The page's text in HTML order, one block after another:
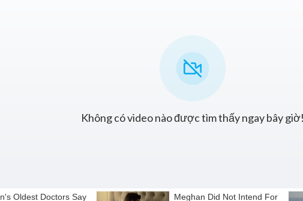
Không có video nào được tìm thấy ngay bây